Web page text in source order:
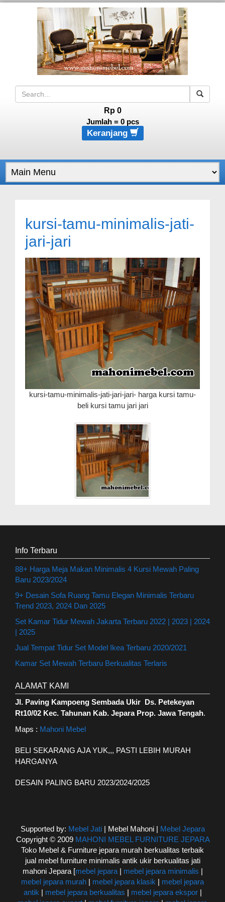
Rp 0
Jumlah = 0pcs
Keranjang
kursi-tamu-minimalis-jati-
jari-jari
kursi-tamu-minimalis-jati-jari-jari- harga kursi tamu-
beli kursi tamu jari jari
Info Terbaru
88+ Harga Meja Makan Minimalis 4 Kursi Mewah Paling
Baru 2023/2024
9+ Desain Sofa Ruang Tamu Elegan Minimalis Terbaru
Trend 2023, 2024 Dan 2025
Set Kamar Tidur Mewah Jakarta Terbaru 2022 | 2023 | 2024
| 2025
Jual Tempat Tidur Set Model Ikea Terbaru 2020/2021
Kamar Set Mewah Terbaru Berkualitas Terlaris
ALAMAT KAMI
Jl. Paving Kampoeng Sembada Ukir Ds. Petekeyan
Rt10/02 Kec. Tahunan Kab. Jepara Prop. Jawa Tengah.
Maps : Mahoni Mebel
BELI SEKARANG AJA YUK,,, PASTI LEBIH MURAH
HARGANYA
DESAIN PALING BARU 2023/2024/2025
Supported by: Mebel Jati| Mebel Mahoni | Mebel Jepara
Copyright © 2009 MAHONI MEBEL FURNITURE JEPARA
Toko Mebel & Furniture jepara murah berkualitas terbaik
jual mebel furniture minimalis antik ukir berkualitas jati
mahoni Jepara [mebel jepara| mebel jepara minimalis |
mebel jepara murah | mebel jepara klasik | mebel jepara
antik | mebel jepara berkualitas | mebel jepara ekspor|